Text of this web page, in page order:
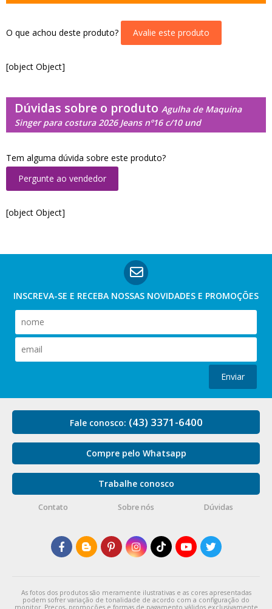
O que achou deste produto? Avalie este produto
[object Object]
Dúvidas sobre o produto Agulha de Maquina
Singer para costura 2026 Jeans nº16 c/10 und
Tem alguma dúvida sobre este produto?
Pergunte ao vendedor
[object Object]
INSCREVA-SE E RECEBA NOSSAS NOVIDADES E PROMOÇÕES
Enviar
Fale conosco: (43) 3371-6400
Compre pelo Whatsapp
Trabalhe conosco
Contato Sobre nós Dúvidas
As fotos dos produtos são meramente ilustrativas e as cores apresentadas
podem sofrer variação de tonalidade de acordo com a configuração do
monitor. Preços, promoções e formas de pagamento válidos exclusivamente